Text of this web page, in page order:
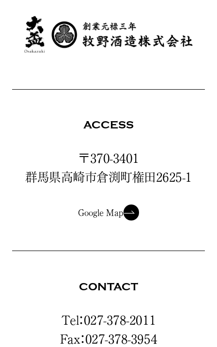
ACCESS
〒370-3401
群馬県高崎市倉渕町権田2625-1
Google Map
CONTACT
Tel：027-378-2011
Fax：027-378-3954